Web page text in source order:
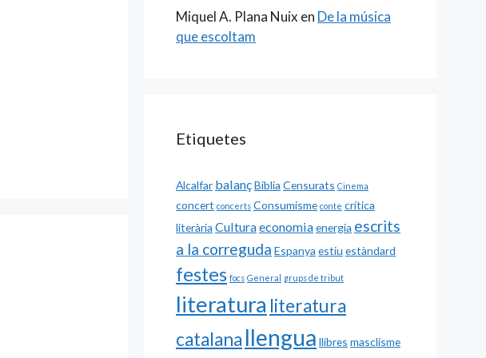
Miquel A. Plana Nuix en De la música
que escoltam
Etiquetes
Alcalfar balançBiblia Censurats Cinema
concert concerts Consumisme conte crítica
literària Culturaeconomiaenergia escrits
a la correguda Espanya estiu estàndard
festes focs General grups de tribut
literatura literatura
catalana llengua llibres masclisme